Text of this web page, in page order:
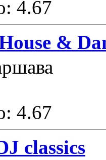
4.67
&
4.67
classics